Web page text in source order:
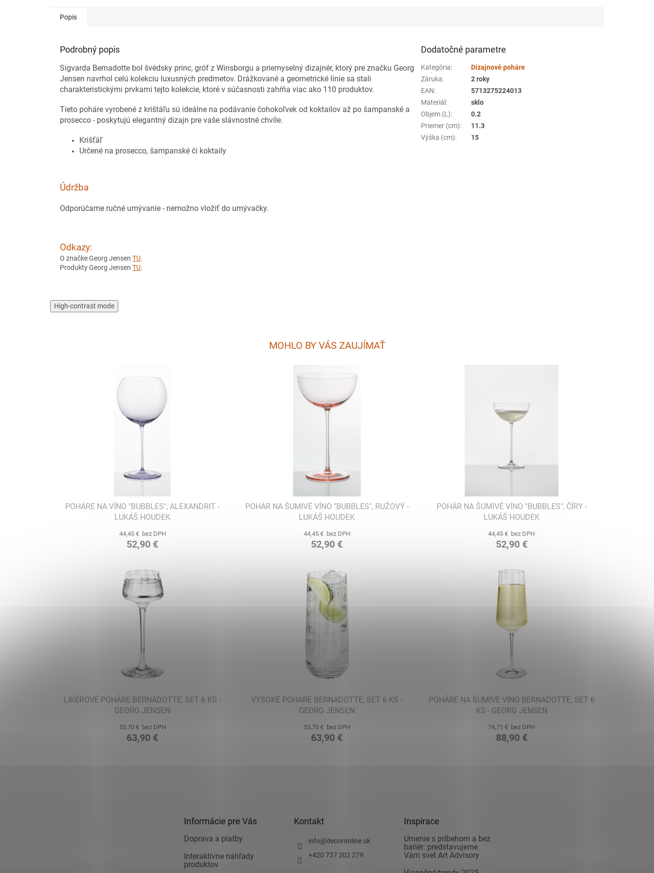
Popis
Podrobný popis
Sigvarda Bernadotte bol švédsky princ, gróf z Winsborgu a priemyselný dizajnér, ktorý pre značku Georg
Jensen navrhol celú kolekciu luxusných predmetov. Drážkované a geometrické línie sa stali
charakteristickými prvkami tejto kolekcie, ktoré v súčasnosti zahŕňa viac ako 110 produktov.
Tieto poháre vyrobené z krištáľu sú ideálne na podávanie čohokoľvek od koktailov až po šampanské a
prosecco - poskytujú elegantný dizajn pre vaše slávnostné chvíle.
Krišťáľ
Určené na prosecco, šampanské či koktail y
Údržba
Odporúčame ručné umývanie - nemožno vložiť do umývačky.
Odkazy:
O značke Georg Jensen TU.
Produkty Georg Jensen TU.
Dodatočné parametre
Kategória:
Dizajnové poháre
Záruka:
2 roky
EAN:
5713275224013
Materiál :
sklo
Objem (L):
0.2
Priemer (cm):
11.3
Výška (cm): 15
High-contrast mode
MOHLO BY VÁS ZAUJÍMAŤ
POHÁRE NA VÍNO "BUBBLES", ALEXANDRIT -
LUKÁŠ HOUDEK
44,45 € bez DPH
52,90 €
POHÁR NA ŠUMIVÉ VÍNO "BUBBLES", RUŽOVÝ -
LUKÁŠ HOUDEK
44,45 € bez DPH
52,90 €
POHÁR NA ŠUMIVÉ VÍNO "BUBBLES", ČÍRY -
LUKÁŠ HOUDEK
44,45 € bez DPH
52,90 €
LIKÉROVÉ POHÁRE BERNADOTTE, SET 6 KS -
GEORG JENSEN
53,70 € bez DPH
63,90 €
VYSOKÉ POHÁRE BERNADOTTE, SET 6 KS -
GEORG JENSEN
53,70 € bez DPH
63,90 €
POHÁRE NA ŠUMIVÉ VÍNO BERNADOTTE, SET 6
KS - GEORG JENSEN
74,71 € bez DPH
88,90 €
Informácie pre Vás
Doprava a platby
Interaktívne náhľady
produktov
Kontakt
info@decoronline.sk
+420 737 202 279
Inspirace
Umenie s príbehom a bez
bariér: predstavujeme
Vám svet Art Advisory